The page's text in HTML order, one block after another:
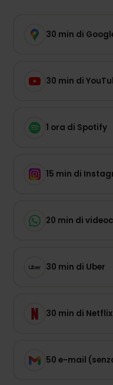
30 min di
30 min di
1 ora di Spotify
15 min di
20 min di
30 min di Uber
30 min di
50 e-mail